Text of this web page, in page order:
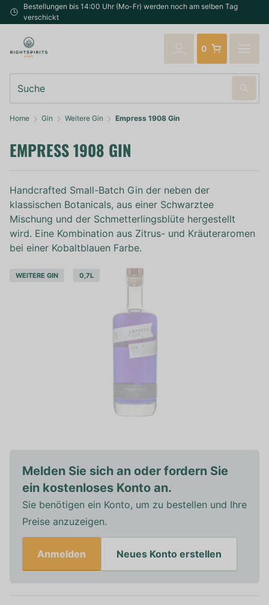
Bestellungen bis 14:00 Uhr (Mo-Fr) werden noch am selben Tag
verschickt
0
Home Gin Weitere Gin Empress 1908 Gin
EMPRESS 1908 GIN
Handcrafted Small-Batch Gin der neben der
klassischen Botanicals, aus einer Schwarztee
Mischung und der Schmetterlingsblüte hergestellt
wird. Eine Kombination aus Zitrus- und Kräuteraromen
bei einer Kobaltblauen Farbe.
WEITERE GIN 0,7L
Melden Sie sich an oder fordern Sie
ein kostenloses Konto an.
Sie benötigen ein Konto, um zu bestellen und Ihre
Preise anzuzeigen.
Anmelden Neues Konto erstellen